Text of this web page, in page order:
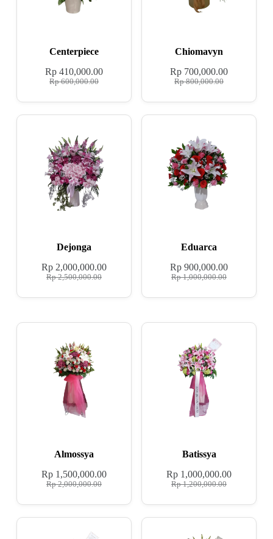
Centerpiece
Rp600,000.00
Rp410,000.00
Chiomavyn
Rp800,000.00
Rp 700,000.00
Dejonga
Rp2,500,000.00
Rp2,000,000.00
Eduarca
Rp1,000,000.00
Rp 900,000.00
Almossya
Rp2,000,000.00
Rp1,500,000.00
Batissya
Rp1,200,000.00
Rp 1,000,000.00